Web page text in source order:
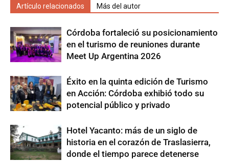
Artículo relacionados Más del autor
Córdoba fortaleció su posicionamiento
en el turismo de reuniones durante
Meet Up Argentina 2026
Éxito en la quinta edición de Turismo
en Acción: Córdoba exhibió todo su
potencial público y privado
Hotel Yacanto: más de un siglo de
historia en el corazón de Traslasierra,
donde el tiempo parece detenerse